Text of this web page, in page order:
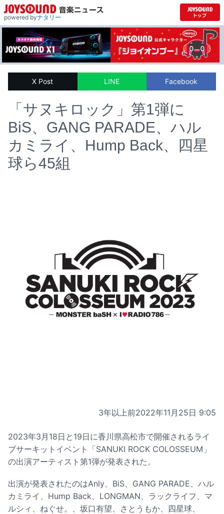
powered byナタリー
X Post LINE Facebook
「サヌキロック」第1弾に
BiS、GANG PARADE、ハル
カミライ、Hump Back、四星
球ら45組
3年以上前2022年11月25日 9:05
2023年3月18日と19日に香川県高松市で開催されるライ
ブサーキットイベント「SANUKI ROCK COLOSSEUM」
の出演アーティスト第1弾が発表された。
出演が発表されたのはAnly、BiS、GANG PARADE、ハル
カミライ、Hump Back、LONGMAN、ラックライフ、マ
ルシィ、ねぐせ。、坂口有望、さとうもか、四星球、